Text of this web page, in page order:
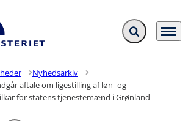
Fold søgefelt ud
Menu
Nyhedsarkiv
aftale om ligestilling af løn- og
for statens tjenestemænd i Grønland